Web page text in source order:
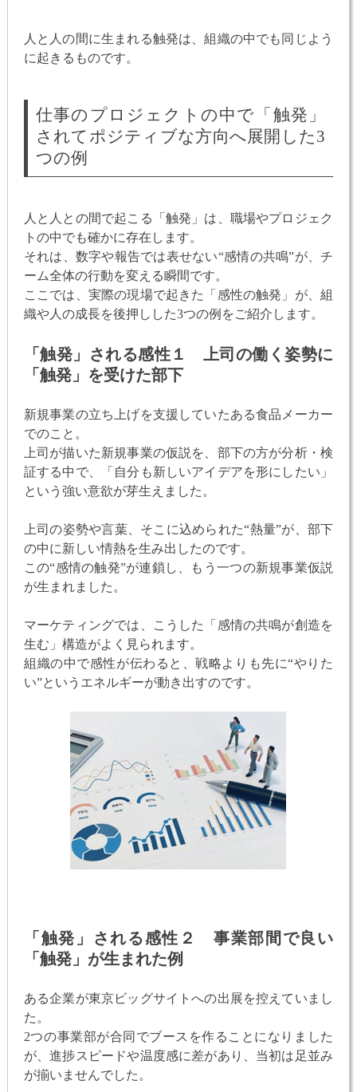
人と人の間に生まれる触発は、組織の中でも同じよう
に起きるものです。
仕事のプロジェクトの中で「触発」
されてポジティブな方向へ展開した3
つの例
人と人との間で起こる「触発」は、職場やプロジェク
トの中でも確かに存在します。
それは、数字や報告では表せない“感情の共鳴”が、チ
ーム全体の行動を変える瞬間です。
ここでは、実際の現場で起きた「感性の触発」が、組
織や人の成長を後押しした3つの例をご紹介します。
「触発」される感性１ 上司の働く姿勢に
「触発」を受けた部下
新規事業の立ち上げを支援していたある食品メーカー
でのこと。
上司が描いた新規事業の仮説を、部下の方が分析・検
証する中で、「自分も新しいアイデアを形にしたい」
という強い意欲が芽生えました。
上司の姿勢や言葉、そこに込められた“熱量”が、部下
の中に新しい情熱を生み出したのです。
この“感情の触発”が連鎖し、もう一つの新規事業仮説
が生まれました。
マーケティングでは、こうした「感情の共鳴が創造を
生む」構造がよく見られます。
組織の中で感性が伝わると、戦略よりも先に“やりた
い”というエネルギーが動き出すのです。
「触発」される感性２ 事業部間で良い
「触発」が生まれた例
ある企業が東京ビッグサイトへの出展を控えていまし
た。
2つの事業部が合同でブースを作ることになりました
が、進捗スピードや温度感に差があり、当初は足並み
が揃いませんでした。